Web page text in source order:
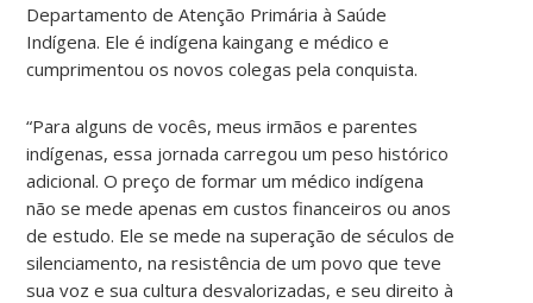
Departamento de Atenção Primária à Saúde
Indígena. Ele é indígena kaingang e médico e
cumprimentou os novos colegas pela conquista.
“Para alguns de vocês, meus irmãos e parentes
indígenas, essa jornada carregou um peso histórico
adicional. O preço de formar um médico indígena
não se mede apenas em custos financeiros ou anos
de estudo. Ele se mede na superação de séculos de
silenciamento, na resistência de um povo que teve
sua voz e sua cultura desvalorizadas, e seu direito à